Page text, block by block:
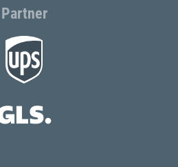
Partner